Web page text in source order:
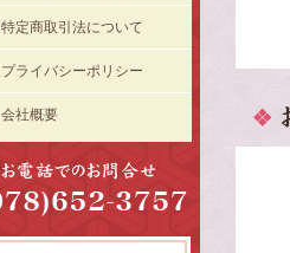
特定商取引法について
プライバシーポリシー
会社概要